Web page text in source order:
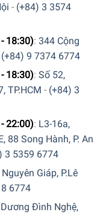
- (+84) 3 3574
18:30): 344 Cộng
(+84) 9 7374 6774
18:30): Số 52,
TP.HCM - (+84) 3
22:00): L3-16a,
88 Song Hành, P. An
3 5359 6774
Giáp, P.Lê
6774
Đình Nghệ,